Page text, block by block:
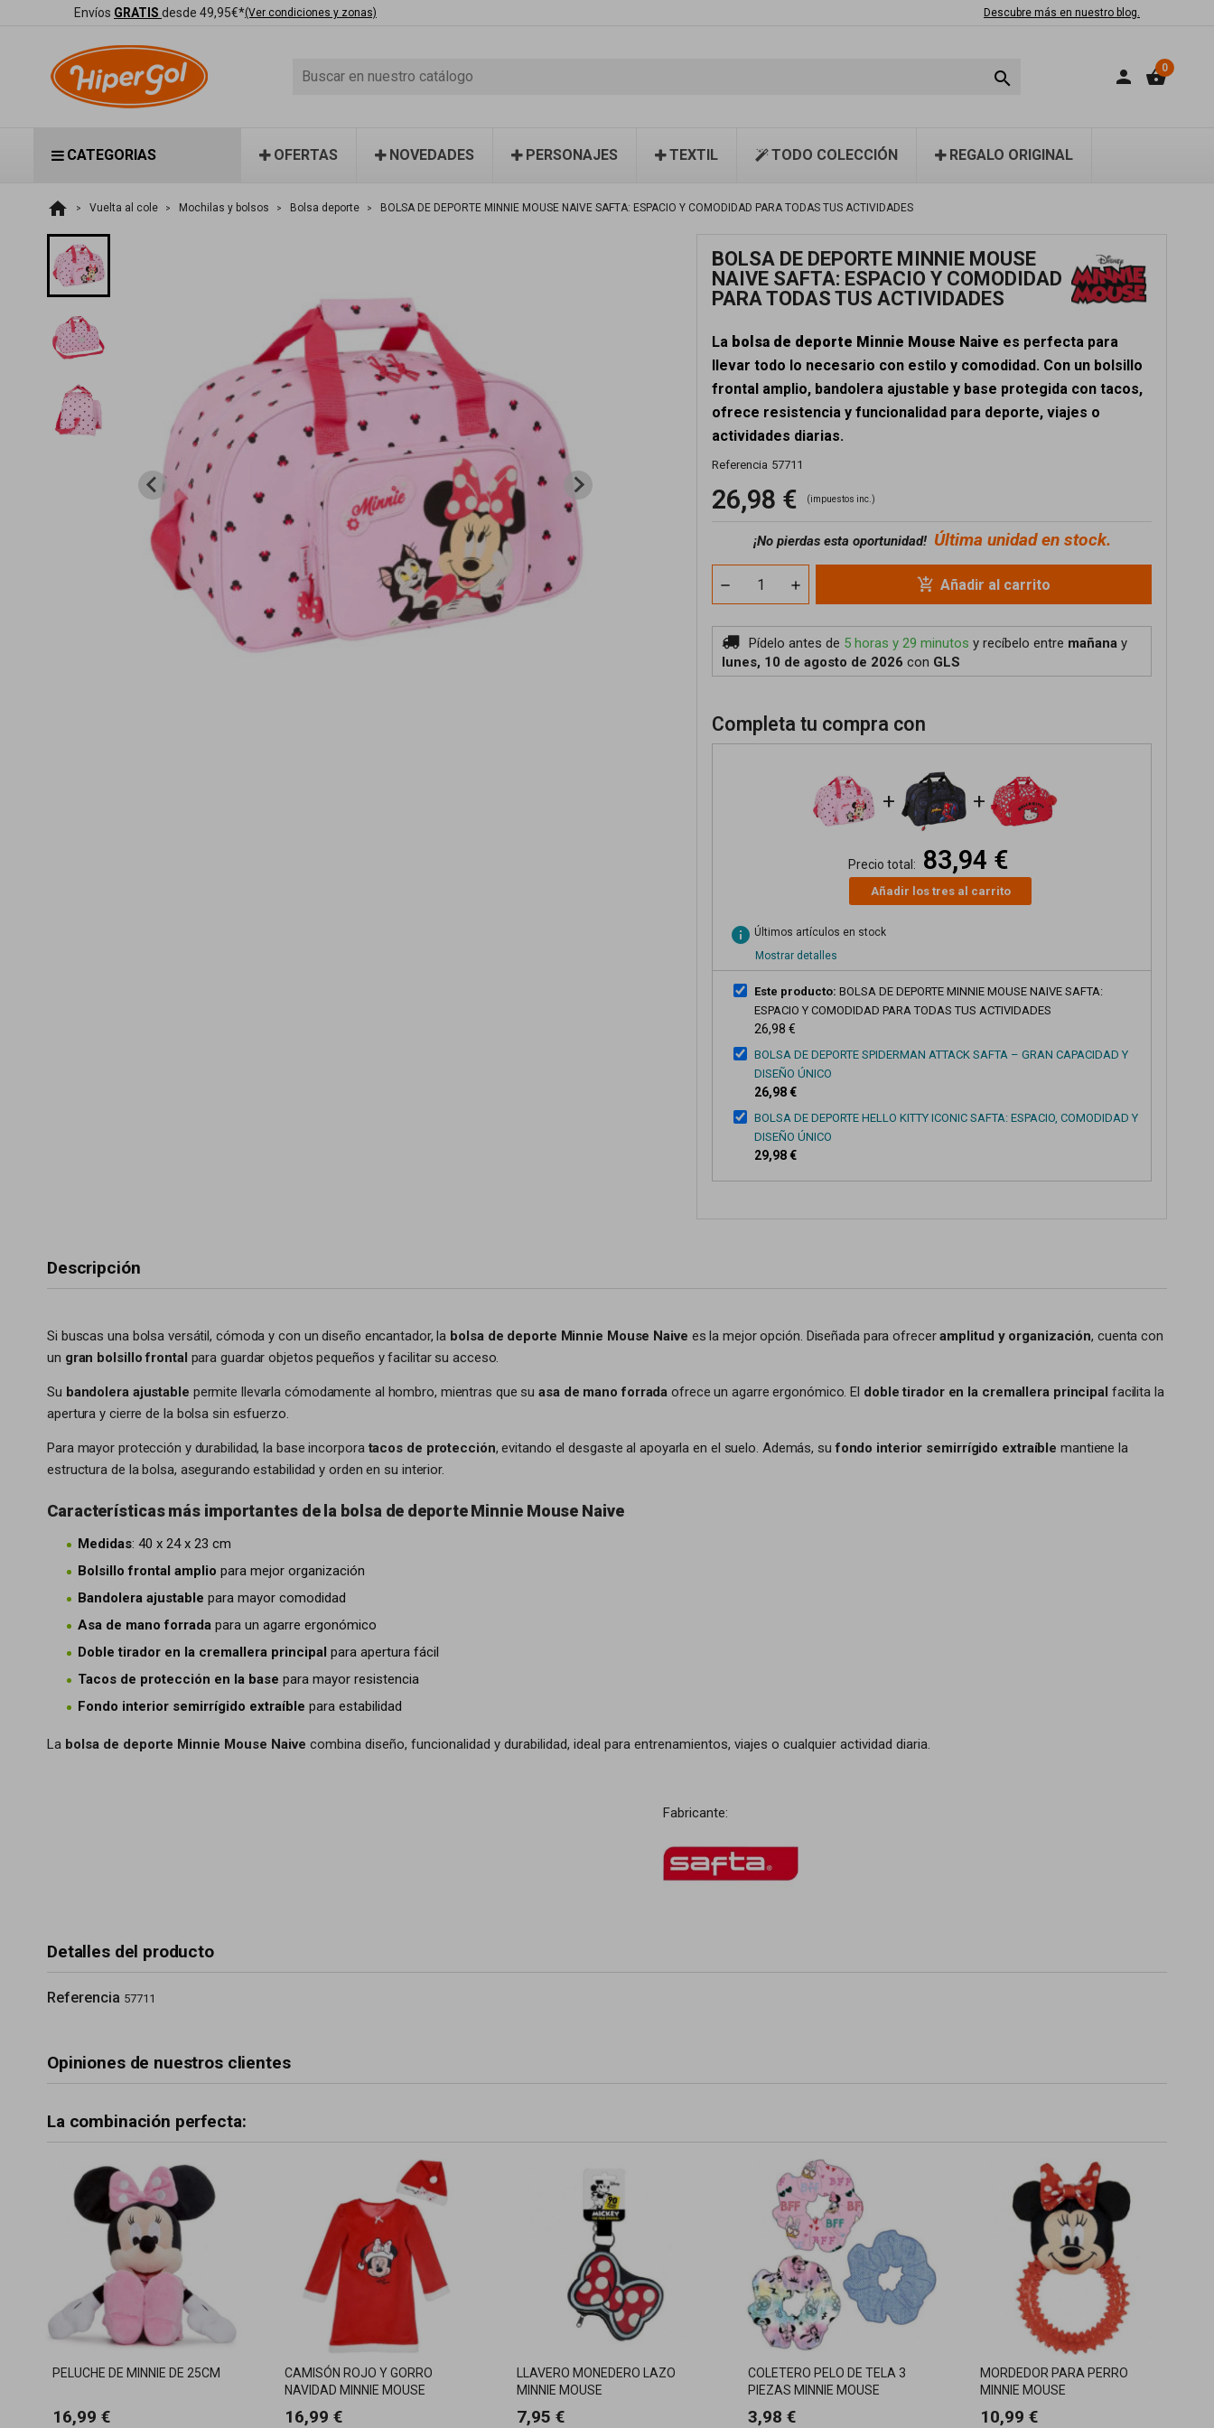
Envíos GRATIS desde 49,95€*(Ver condiciones y zonas) Descubre más en nuestro blog.
 person shopping_basket0
CATEGORIAS OFERTAS NOVEDADES PERSONAJES TEXTIL TODO COLECCIÓN REGALO ORIGINAL
home Vuelta al cole Mochilas y bolsos Bolsa deporte BOLSA DE DEPORTE MINNIE MOUSE NAIVE SAFTA: ESPACIO Y COMODIDAD PARA TODAS TUS ACTIVIDADES
BOLSA DE DEPORTE MINNIE MOUSE
NAIVE SAFTA: ESPACIO Y COMODIDAD
PARA TODAS TUS ACTIVIDADES
La bolsa de deporte Minnie Mouse Naive es perfecta para
llevar todo lo necesario con estilo y comodidad. Con un bolsillo
frontal amplio, bandolera ajustable y base protegida con tacos,
ofrece resistencia y funcionalidad para deporte, viajes o
actividades diarias.
Referencia 57711
26,98 € (impuestos inc.)
¡No pierdas esta oportunidad! Última unidad en stock.
add_shopping_cart Añadir al carrito
Pídelo antes de 5 horas y 29 minutos y recíbeloentre mañana y
lunes, 10 de agosto de 2026 con GLS
Completa tu compra con
+ +
Precio total: 83,94 €
Añadir los tres al carrito
info Últimos artículos en stock
Mostrar detalles
Este producto: BOLSA DE DEPORTE MINNIE MOUSE NAIVE SAFTA:
ESPACIO Y COMODIDAD PARA TODAS TUS ACTIVIDADES
26,98 €
BOLSA DE DEPORTE SPIDERMAN ATTACK SAFTA – GRAN CAPACIDAD Y
DISEÑO ÚNICO
26,98 €
BOLSA DE DEPORTE HELLO KITTY ICONIC SAFTA: ESPACIO, COMODIDAD Y
DISEÑO ÚNICO
29,98 €
Descripción
Si buscas una bolsa versátil, cómoda y con un diseño encantador, la bolsa de deporte Minnie Mouse Naive es la mejor opción. Diseñada para ofreceramplitud y organización, cuenta con
un gran bolsillo frontal para guardar objetos pequeños y facilitar su acceso.
Su bandolera ajustable permite llevarla cómodamente al hombro, mientras que suasa de mano forrada ofrece un agarre ergonómico. El doble tirador en la cremallera principal facilita la
apertura y cierre de la bolsa sin esfuerzo.
Para mayor protección y durabilidad, la base incorpora tacos de protección, evitando el desgaste al apoyarla en el suelo. Además, sufondo interior semirrígido extraíble mantiene la
estructura de la bolsa, asegurando estabilidad y orden en su interior.
Características más importantes de la bolsa de deporte Minnie Mouse Naive
Medidas: 40 x 24 x 23 cm
Bolsillo frontal amplio para mejor organización
Bandolera ajustable para mayor comodidad
Asa de mano forrada para un agarre ergonómico
Doble tirador en la cremallera principal para apertura fácil
Tacos de protección en la base para mayor resistencia
Fondo interior semirrígido extraíble para estabilidad
La bolsa de deporte Minnie Mouse Naive combina diseño, funcionalidad y durabilidad, ideal para entrenamientos, viajes o cualquier actividad diaria.
Fabricante:
Detalles del producto
Referencia 57711
Opiniones de nuestros clientes
La combinación perfecta:
PELUCHE DE MINNIE DE 25CM
16,99 €
CAMISÓN ROJO Y GORRO
NAVIDAD MINNIE MOUSE
16,99 €
LLAVERO MONEDERO LAZO
MINNIE MOUSE
7,95 €
COLETERO PELO DE TELA 3
PIEZAS MINNIE MOUSE
3,98 €
MORDEDOR PARA PERRO
MINNIE MOUSE
10,99 €